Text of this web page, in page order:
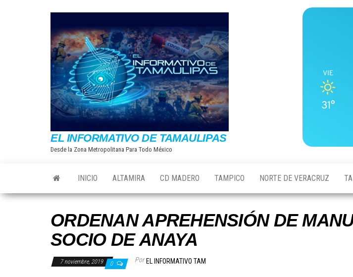
EL INFORMATIVO DE TAMAULIPAS
Desde la Zona Metropolitana Para Todo México
VIE
31°
INICIO ALTAMIRA CD MADERO TAMPICO NORTE DE VERACRUZ
ORDENAN APREHENSIÓN DE
SOCIO DE ANAYA
7 noviembre, 2019 0 Por EL INFORMATIVO TAM